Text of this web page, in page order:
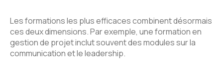
Les formations les plus efficaces combinent désormais
ces deux dimensions. Par exemple, une formation en
gestion de projet inclut souvent des modules sur la
communication et le leadership.